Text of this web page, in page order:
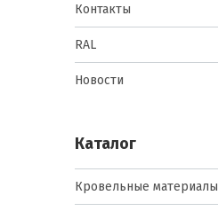
Контакты
RAL
Новости
Каталог
Кровельные материалы